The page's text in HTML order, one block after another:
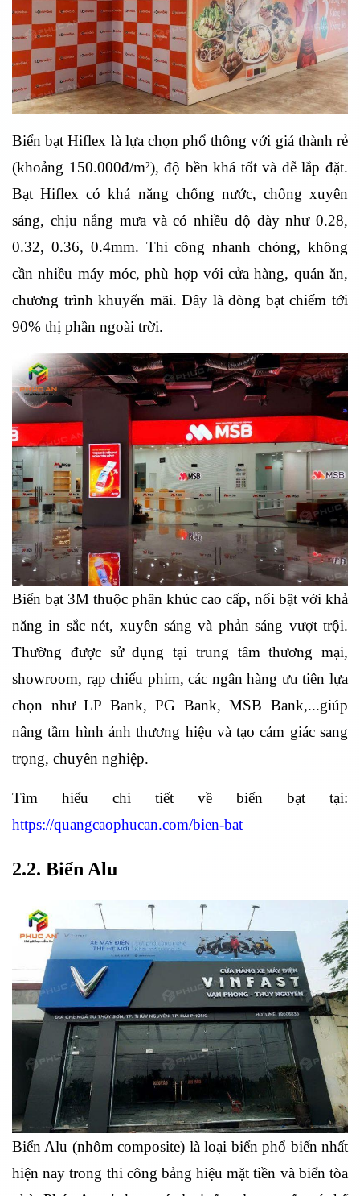
Biển bạt Hiflex là lựa chọn phổ thông với giá thành rẻ
(khoảng 150.000đ/m²), độ bền khá tốt và dễ lắp đặt.
Bạt Hiflex có khả năng chống nước, chống xuyên
sáng, chịu nắng mưa và có nhiều độ dày như 0.28,
0.32, 0.36, 0.4mm. Thi công nhanh chóng, không
cần nhiều máy móc, phù hợp với cửa hàng, quán ăn,
chương trình khuyến mãi. Đây là dòng bạt chiếm tới
90% thị phần ngoài trời.
Biển bạt 3M thuộc phân khúc cao cấp, nổi bật với khả
năng in sắc nét, xuyên sáng và phản sáng vượt trội.
Thường được sử dụng tại trung tâm thương mại,
showroom, rạp chiếu phim, các ngân hàng ưu tiên lựa
chọn như LP Bank, PG Bank, MSB Bank,...giúp
nâng tầm hình ảnh thương hiệu và tạo cảm giác sang
trọng, chuyên nghiệp.
Tìm hiểu chi tiết về biển bạt tại:
https://quangcaophucan.com/bien-bat
2.2. Biển Alu
Biển Alu (nhôm composite) là loại biển phổ biến nhất
hiện nay trong thi công bảng hiệu mặt tiền và biển tòa